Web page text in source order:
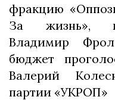
фракцию
За жизнь»,
Владимир
бюджет
Валерий
партии «УКРОП»